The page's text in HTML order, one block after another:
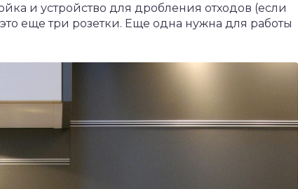
и устройство для дробления отходов (если
еще три розетки. Еще одна нужна для работы